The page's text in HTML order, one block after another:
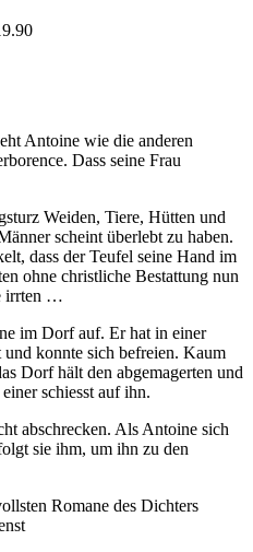
Antoine wie die anderen
Dass seine Frau
Weiden, Tiere, Hütten und
scheint überlebt zu haben.
dass der Teufel seine Hand im
ohne christliche Bestattung nun
irrten …
im Dorf auf. Er hat in einer
konnte sich befreien. Kaum
Dorf hält den abgemagerten und
schiesst auf ihn.
abschrecken. Als Antoine sich
sie ihm, um ihn zu den
Romane des Dichters